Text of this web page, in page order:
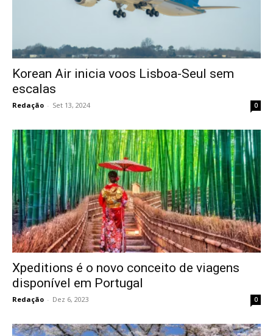
Korean Air inicia voos Lisboa-Seul sem
escalas
Redação - Set 13, 2024 0
Xpeditions é o novo conceito de viagens
disponível em Portugal
Redação - Dez 6, 2023 0